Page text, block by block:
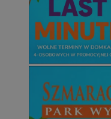
Niezbędne